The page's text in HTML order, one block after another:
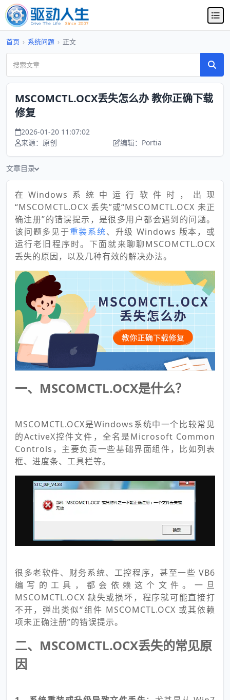
首页 › 系统问题 › 正文
MSCOMCTL.OCX丢失怎么办 教你正确下载
修复
2026-01-20 11:07:02
来源：原创
编辑：Portia
文章目录
在Windows系统中运行软件时，出现
“MSCOMCTL.OCX 丢失”或“MSCOMCTL.OCX 未正
确注册”的错误提示，是很多用户都会遇到的问题。
该问题多见于重装系统、升级 Windows 版本，或
运行老旧程序时。下面就来聊聊MSCOMCTL.OCX
丢失的原因，以及几种有效的解决办法。
一、MSCOMCTL.OCX是什么？
MSCOMCTL.OCX是Windows系统中一个比较常见
的ActiveX控件文件，全名是Microsoft Common
Controls，主要负责一些基础界面组件，比如列表
框、进度条、工具栏等。
很多老软件、财务系统、工控程序，甚至一些 VB6
编写的工具，都会依赖这个文件。一旦
MSCOMCTL.OCX 缺失或损坏，程序就可能直接打
不开，弹出类似“组件 MSCOMCTL.OCX 或其依赖
项未正确注册”的错误提示。
二、MSCOMCTL.OCX丢失的常见原
因